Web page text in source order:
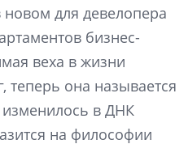
для девелопера
бизнес-
веха в жизни
теперь она называется
в ДНК
на философии